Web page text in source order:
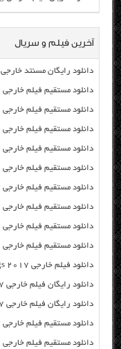
آخرین فیلم و سریال
دانلود رایگان مسنتد خارجی Britney Ever After 2017 با لینک مستقیم
دانلود مستقیم فیلم خارجی OK Jaanu 2017 از سرور سایت
دانلود مستقیم فیلم خارجی John Wick: Chapter 2 2017 از سرور سایت
دانلود مستقیم فیلم خارجی Cross Wars 2017 از سرور سایت
دانلود مستقیم فیلم خارجی Fifty Shades Darker 2017 از سرور سایت
دانلود مستقیم فیلم خارجی From Straight As 2017 از سرور سایت
دانلود مستقیم فیلم خارجی Zeroville 2017 از سرور سایت
دانلود مستقیم فیلم خارجی The Mummy 2017 از سرور سایت
دانلود مستقیم فیلم خارجی The Fate of the Furious 2017 از سرور سایت
دانلود مستقیم فیلم خارجی Running Wild 2017 از سرور سایت
دانلود فیلم خارجی Rings 2017 از سرور سایت
دانلود رایگان فیلم خارجی Dunkirk 2017 با لینک مستقیم
دانلود رایگان فیلم خارجی Eloise 2017 با لینک مستقیم
دانلود مستقیم فیلم خارجی Essex Heist 2017 از سرور سایت
دانلود مستقیم فیلم خارجی Get the Girl 2017 از سرور سایت